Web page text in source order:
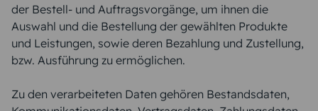
der Bestell- und Auftragsvorgänge, um ihnen die
Auswahl und die Bestellung der gewählten Produkte
und Leistungen, sowie deren Bezahlung und Zustellung,
bzw. Ausführung zu ermöglichen.
Zu den verarbeiteten Daten gehören Bestandsdaten,